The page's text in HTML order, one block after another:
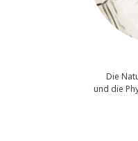
Die
und die